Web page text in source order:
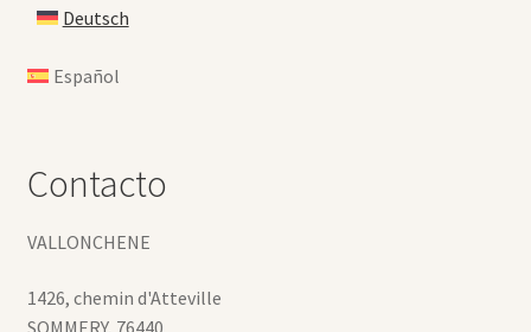
Deutsch
Español
Contacto
VALLONCHENE
1426, chemin d'Atteville